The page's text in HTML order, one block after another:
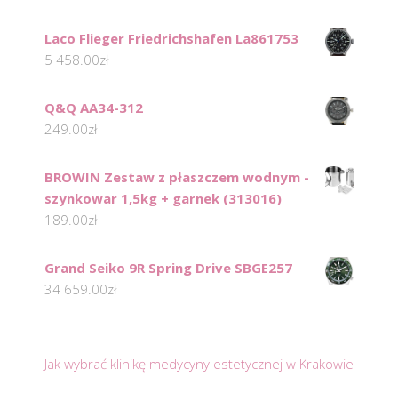
Laco Flieger Friedrichshafen La861753
5 458.00zł
Q&Q AA34-312
249.00zł
BROWIN Zestaw z płaszczem wodnym -
szynkowar 1,5kg + garnek (313016)
189.00zł
Grand Seiko 9R Spring Drive SBGE257
34 659.00zł
Jak wybrać klinikę medycyny estetycznej w Krakowie